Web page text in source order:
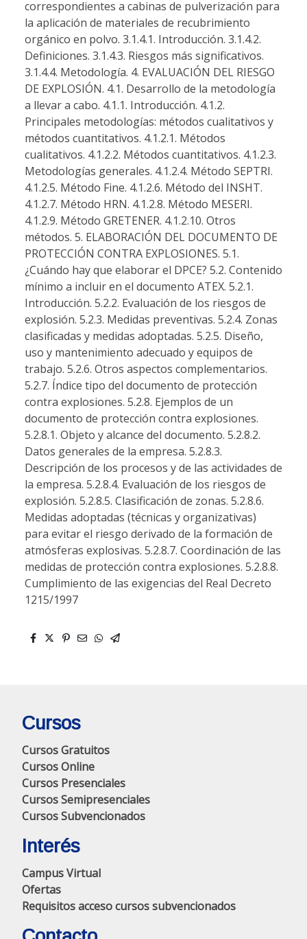
Cursos
Cursos Gratuitos
Cursos Online
Cursos Presenciales
Cursos Semipresenciales
Cursos Subvencionados
Interés
Campus Virtual
Ofertas
Requisitos acceso cursos subvencionados